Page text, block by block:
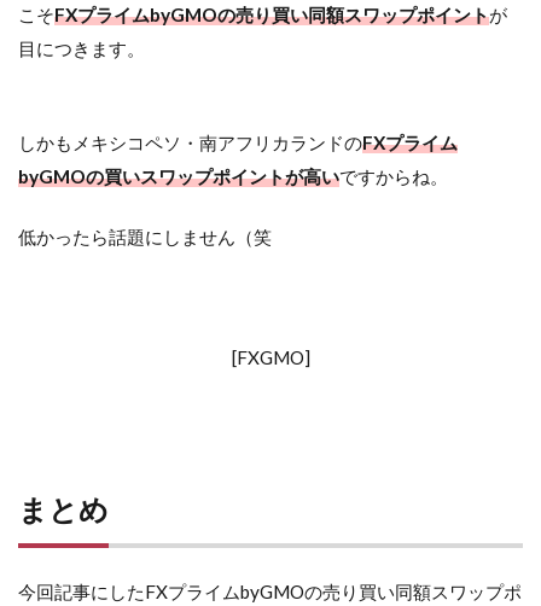
こそFXプライムbyGMOの売り買い同額スワップポイントが
目につきます。
しかもメキシコペソ・南アフリカランドのFXプライム
byGMOの買いスワップポイントが高いですからね。
低かったら話題にしません（笑
[FXGMO]
まとめ
今回記事にしたFXプライムbyGMOの売り買い同額スワップポ